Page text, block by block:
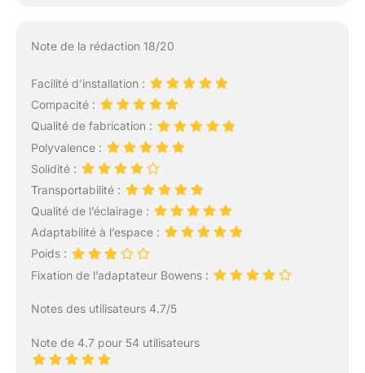
Note de la rédaction 18/20
Facilité d’installation :
Compacité :
Qualité de fabrication :
Polyvalence :
Solidité :
Transportabilité :
Qualité de l’éclairage :
Adaptabilité à l’espace :
Poids :
Fixation de l’adaptateur Bowens :
Notes des utilisateurs 4.7/5
Note de 4.7 pour 54 utilisateurs